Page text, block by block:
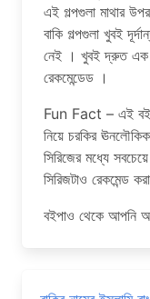
এই গল্পগুলা মাথার
বাকি গল্পগুলা খুবই
নেই । খুবই দ্রুত এক
রেকমেন্ডেড ।
Fun Fact – এই বই
নিয়ে চরকির
সিরিজের মধ্যে
সিরিজটাও রেকমেন্ড
বইপাও থেকে আপনি